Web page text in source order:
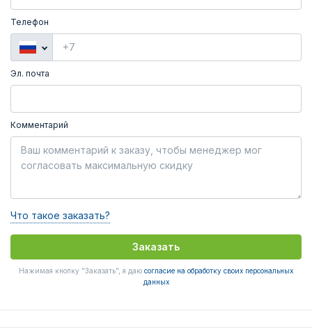
Телефон
Эл. почта
Комментарий
Что такое заказать?
Заказать
Нажимая кнопку "Заказать", я даю согласие на обработку своих персональных
данных